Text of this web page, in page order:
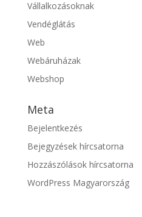
Vállalkozásoknak
Vendéglátás
Web
Webáruházak
Webshop
Meta
Bejelentkezés
Bejegyzések hírcsatorna
Hozzászólások hírcsatorna
WordPress Magyarország